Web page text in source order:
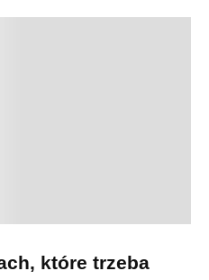
które trzeba